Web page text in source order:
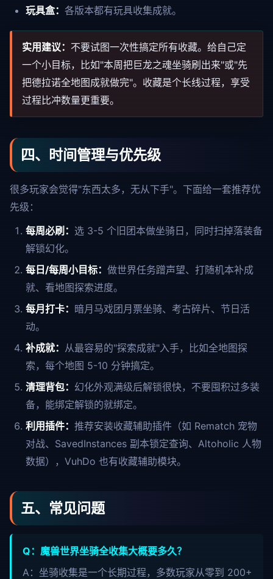
玩具盒： 各版本都有玩具收集成就。
实用建议： 不要试图一次性搞定所有收藏。给自己定
一个小目标，比如"本周把巨龙之魂坐骑刷出来"或"先
把德拉诺全地图成就做完"。收藏是个长线过程，享受
过程比冲数量更重要。
四、时间管理与优先级
很多玩家会觉得"东西太多，无从下手"。下面给一套推荐优
先级：
每周必刷： 选 3-5 个旧团本做坐骑日，同时扫掉落装备
解锁幻化。
每日/每周小目标： 做世界任务蹭声望、打随机本补成
就、看地图探索进度。
每月打卡： 暗月马戏团月票坐骑、考古碎片、节日活
动。
补成就： 从最容易的"探索成就"入手，比如全地图探
索，每个地图 5-10 分钟搞定。
清理背包： 幻化外观满级后解锁很快，不要囤积过多装
备，能绑定解锁的就绑定。
利用插件： 推荐安装收藏辅助插件（如 Rematch 宠物
对战、SavedInstances 副本锁定查询、Altoholic 人物
数据），VuhDo 也有收藏辅助模块。
五、常见问题
Q：魔兽世界坐骑全收集大概要多久？
A：坐骑收集是一个长期过程，多数玩家从零到 200+